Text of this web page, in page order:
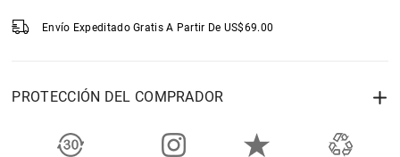
Envío Expeditado Gratis A Partir De US$69.00
PROTECCIÓN DEL COMPRADOR